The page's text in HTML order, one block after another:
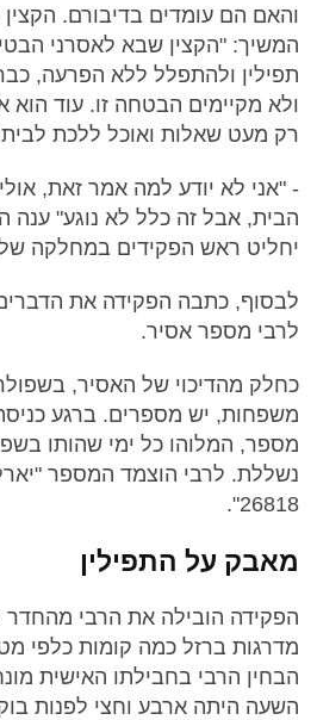
והאם הם עומדים בדיבורם.
המשיך: "הקצין שבא לאסרני
תפילין ולהתפלל ללא הפרעה,
ולא מקיימים הבטחה זו. עוד הוא
רק מעט שאלות ואוכל ללכת
- "אני לא יודע למה אמר זאת,
הבית, אבל זה כלל לא נוגע" ענה
יחליט ראש הפקידים במחלקה
לבסוף, כתבה הפקידה את
לרבי מספר אסיר.
כחלק מהדיכוי של האסיר,
משפחות, יש מספרים. ברגע
מספר, המלוהו כל ימי שהותו
נשללת. לרבי הוצמד המספר
26818".
מאבק על התפילין
הפקידה הובילה את הרבי מהחדר
מדרגות ברזל כמה קומות כלפי
הבחין הרבי בחבילתו האישית
השעה היתה ארבע וחצי לפנות